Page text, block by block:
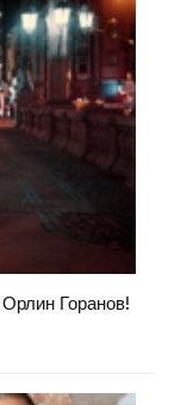
Горанов!